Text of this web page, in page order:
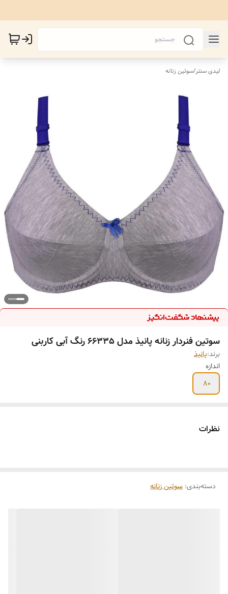
لیدی سنتر/سوتین زنانه
سوتین فنردار زنانه پانیذ مدل 66335 رنگ آبی کاربنی
برند:پانیذ
اندازه
80
نظرات
دسته‌بندی: سوتین زنانه